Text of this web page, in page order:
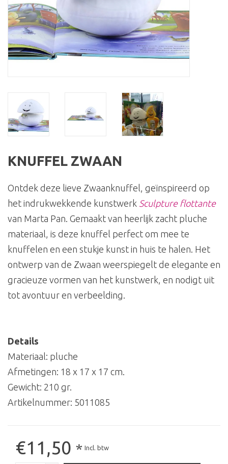
KNUFFEL ZWAAN
Ontdek deze lieve Zwaanknuffel, geïnspireerd op
het indrukwekkende kunstwerk Sculpture flottante
van Marta Pan. Gemaakt van heerlijk zacht pluche
materiaal, is deze knuffel perfect om mee te
knuffelen en een stukje kunst in huis te halen. Het
ontwerp van de Zwaan weerspiegelt de elegante en
gracieuze vormen van het kunstwerk, en nodigt uit
tot avontuur en verbeelding.
Details
Materiaal: pluche
Afmetingen: 18 x 17 x 17 cm.
Gewicht: 210 gr.
Artikelnummer: 5011085
€11,50 * Incl. btw